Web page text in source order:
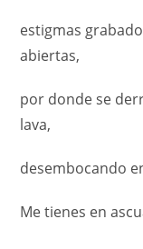
estigmas
abiertas,
por donde se
lava,
desembocando
Me tienes en